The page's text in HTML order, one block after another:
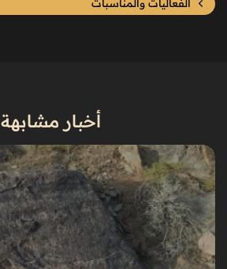
الفعاليات والمناسبات
أخبار مشابهة